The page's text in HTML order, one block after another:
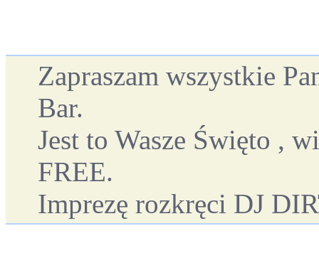
Zapraszam wszystkie
Bar.
Jest to Wasze Święto ,
FREE.
Imprezę rozkręci DJ